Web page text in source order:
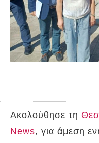
Ακολούθησε τη
News, για άμεση